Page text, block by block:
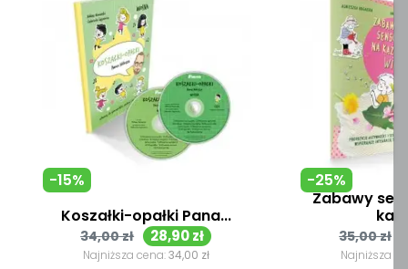
Koszałki-opałki Pana...
Cena
podstawowa
34,00 zł Cena
28,90 zł
Najniższa cena:34,00 zł
-15%
Zabawy
Cena
35,00 zł
Najniższa
-25%